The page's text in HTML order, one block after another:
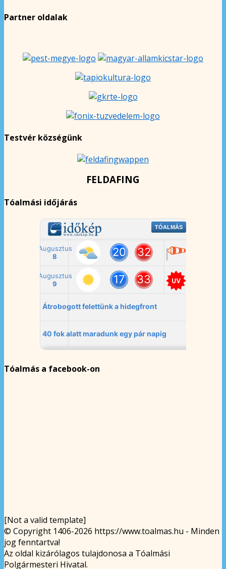
Partner oldalak
Testvér községünk
FELDAFING
Tóalmási időjárás
Tóalmás a facebook-on
[Not a valid template]
© Copyright 1406-2026 https://www.toalmas.hu - Minden
jog fenntartva!
Az oldal kizárólagos tulajdonosa a Tóalmási
Polgármesteri Hivatal.